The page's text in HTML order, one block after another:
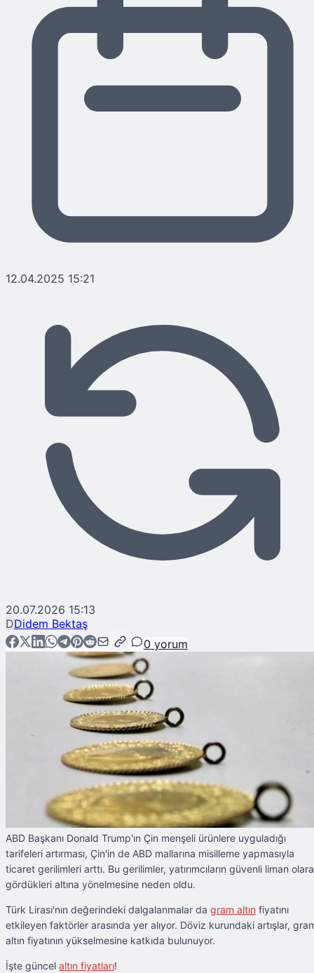
12.04.2025 15:21
20.07.2026 15:13
DDidem Bektaş
0 yorum
ABD Başkanı Donald Trump'ın Çin menşeli ürünlere uyguladığı
tarifeleri artırması, Çin'in de ABD mallarına misilleme yapmasıyla
ticaret gerilimleri arttı. Bu gerilimler, yatırımcıların güvenli liman
gördükleri altına yönelmesine neden oldu.
Türk Lirası'nın değerindeki dalgalanmalar da gram altın fiyatını
etkileyen faktörler arasında yer alıyor. Döviz kurundaki artışlar,
altın fiyatının yükselmesine katkıda bulunuyor.
İşte güncel altın fiyatları!